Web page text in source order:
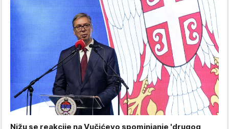
Nižu se reakcije na Vučićevo spominjanje 'drugog